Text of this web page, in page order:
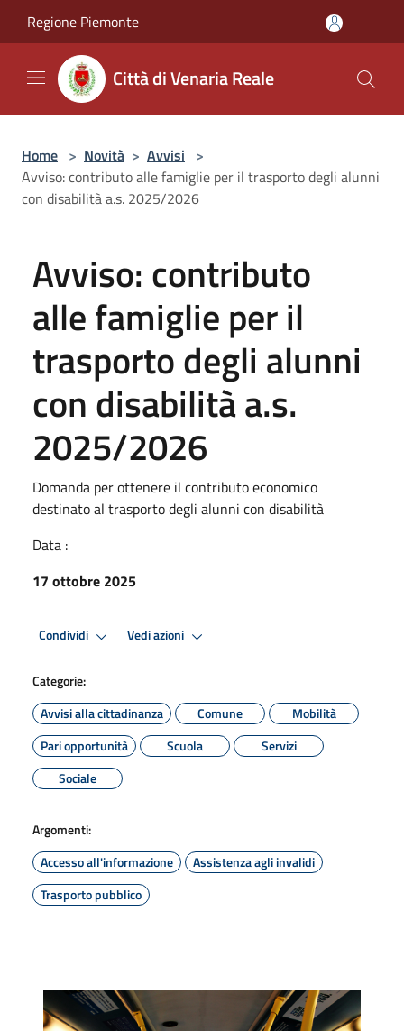
Regione Piemonte
Città di Venaria Reale
Home > Novità > Avvisi >
Avviso: contributo alle famiglie per il trasporto degli alunni
con disabilità a.s. 2025/2026
Avviso: contributo
alle famiglie per il
trasporto degli alunni
con disabilità a.s.
2025/2026
Domanda per ottenere il contributo economico
destinato al trasporto degli alunni con disabilità
Data :
17 ottobre 2025
Condividi Vedi azioni
Categorie:
Avvisi alla cittadinanza
Comune
Mobilità
Pari opportunità
Scuola
Servizi
Sociale
Argomenti:
Accesso all'informazione
Assistenza agli invalidi
Trasporto pubblico